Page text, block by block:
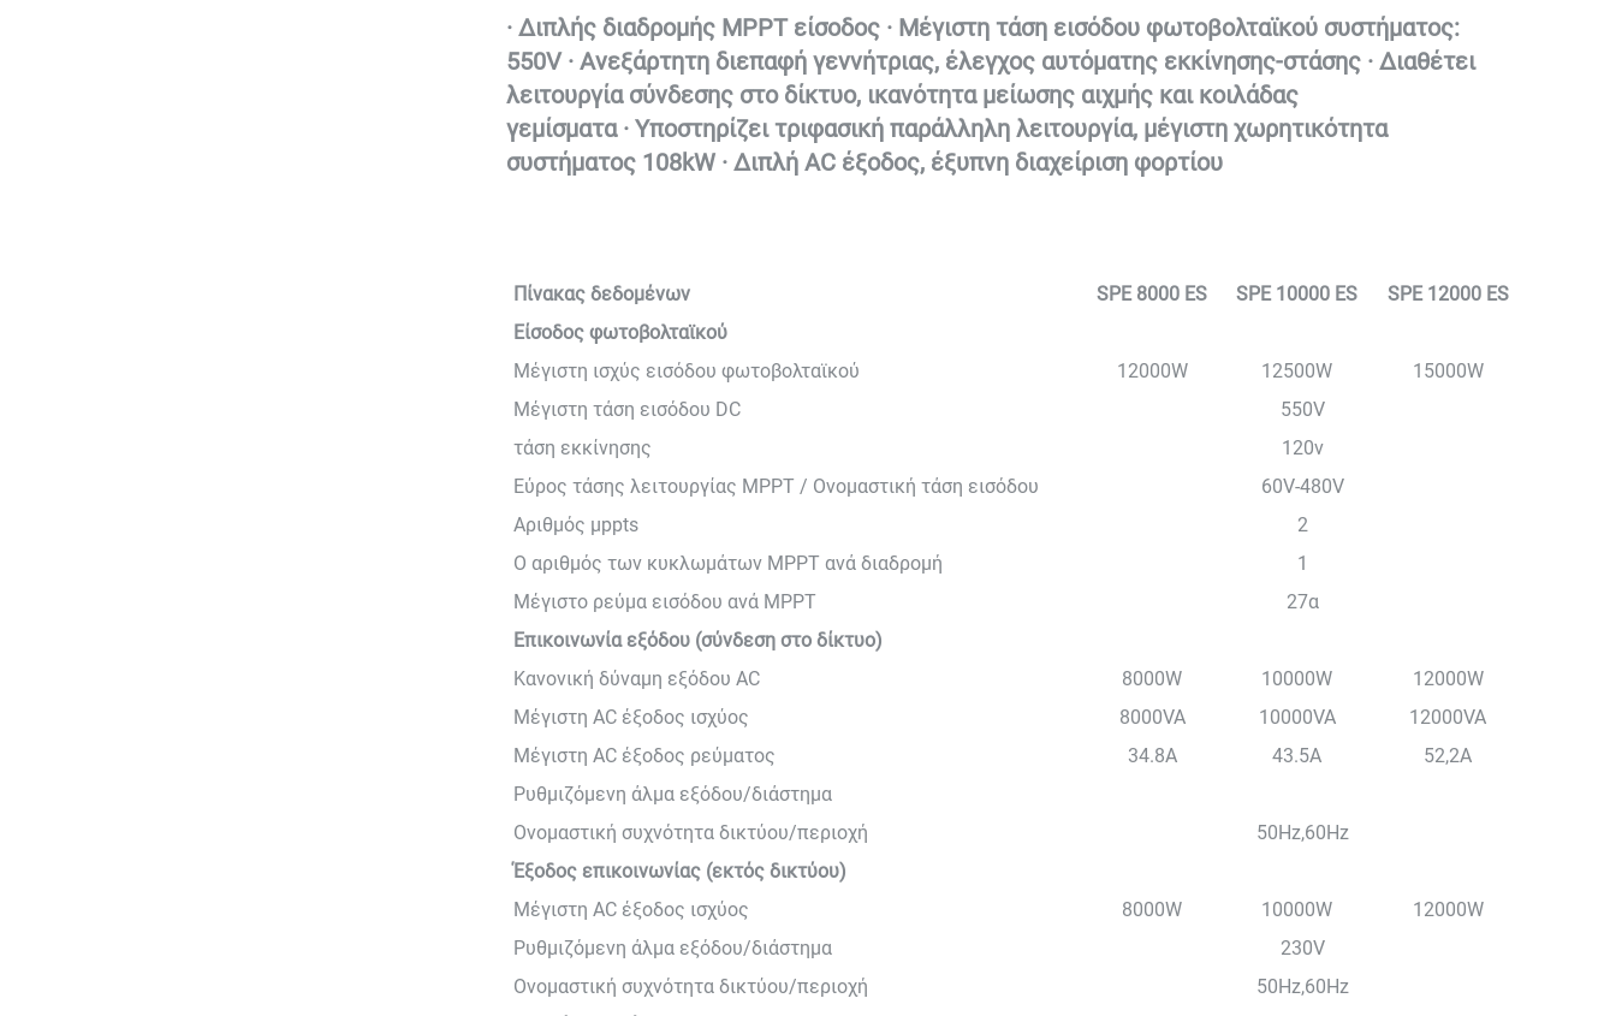
· Διπλής διαδρομής MPPT είσοδος · Μέγιστη τάση εισόδου φωτοβολταϊκού συστήματος:
550V · Ανεξάρτητη διεπαφή γεννήτριας, έλεγχος αυτόματης εκκίνησης-στάσης · Διαθέτει
λειτουργία σύνδεσης στο δίκτυο, ικανότητα μείωσης αιχμής και κοιλάδας
γεμίσματα · Υποστηρίζει τριφασική παράλληλη λειτουργία, μέγιστη χωρητικότητα
συστήματος 108kW · Διπλή AC έξοδος, έξυπνη διαχείριση φορτίου
Πίνακας δεδομένων SPE 8000 ES SPE 10000 ES
SPE 12000 ES
Είσοδος φωτοβολταϊκού
Μέγιστη ισχύς εισόδου φωτοβολταϊκού
12000W 12500W
15000W
Μέγιστη τάση εισόδου DC
550V
τάση εκκίνησης
120v
Εύρος τάσης λειτουργίας MPPT / Ονομαστική τάση εισόδου
60V-480V
Αριθμός μppts
2
Ο αριθμός των κυκλωμάτων MPPT ανά διαδρομή
1
Μέγιστο ρεύμα εισόδου ανά MPPT
27α
Επικοινωνία εξόδου (σύνδεση στο δίκτυο)
Κανονική δύναμη εξόδου AC
8000W 10000W
12000W
Μέγιστη AC έξοδος ισχύος
8000VA 10000VA
12000VA
Μέγιστη AC έξοδος ρεύματος
34.8A 43.5A
52,2A
Ρυθμιζόμενη άλμα εξόδου/διάστημα
Ονομαστική συχνότητα δικτύου/περιοχή
50Hz,60Hz
Έξοδος επικοινωνίας (εκτός δικτύου)
Μέγιστη AC έξοδος ισχύος
8000W 10000W
12000W
Ρυθμιζόμενη άλμα εξόδου/διάστημα
230V
Ονομαστική συχνότητα δικτύου/περιοχή
50Hz,60Hz